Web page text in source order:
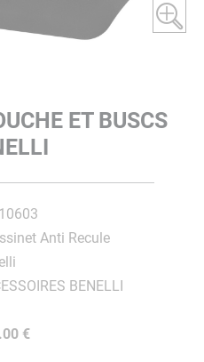
ET BUSCS
Anti Recule
BENELLI
€